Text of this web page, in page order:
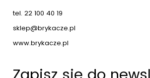
tel. 22 100 40 19
sklep@brykacze.pl
www.brykacze.pl